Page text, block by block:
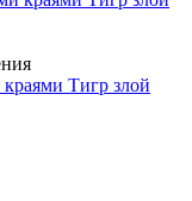
Тигр злой